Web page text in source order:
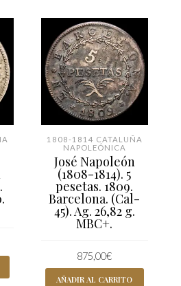
1808-1814 CATALUÑA
NAPOLEÓNICA
José Napoleón
(1808-1814). 5
pesetas. 1809.
Barcelona. (Cal-
45). Ag. 26,82 g.
MBC+.
875,00€
AÑADIR AL CARRITO